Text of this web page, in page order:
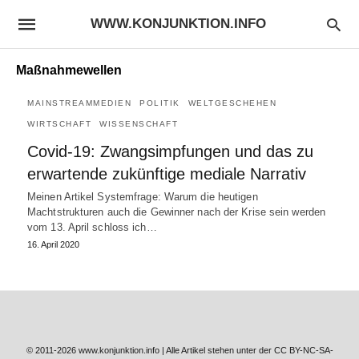
WWW.KONJUNKTION.INFO
Maßnahmewellen
MAINSTREAMMEDIEN POLITIK WELTGESCHEHEN
WIRTSCHAFT WISSENSCHAFT
Covid-19: Zwangsimpfungen und das zu
erwartende zukünftige mediale Narrativ
Meinen Artikel Systemfrage: Warum die heutigen
Machtstrukturen auch die Gewinner nach der Krise sein werden
vom 13. April schloss ich…
16. April 2020
© 2011-2026 www.konjunktion.info | Alle Artikel stehen unter der CC BY-NC-SA-